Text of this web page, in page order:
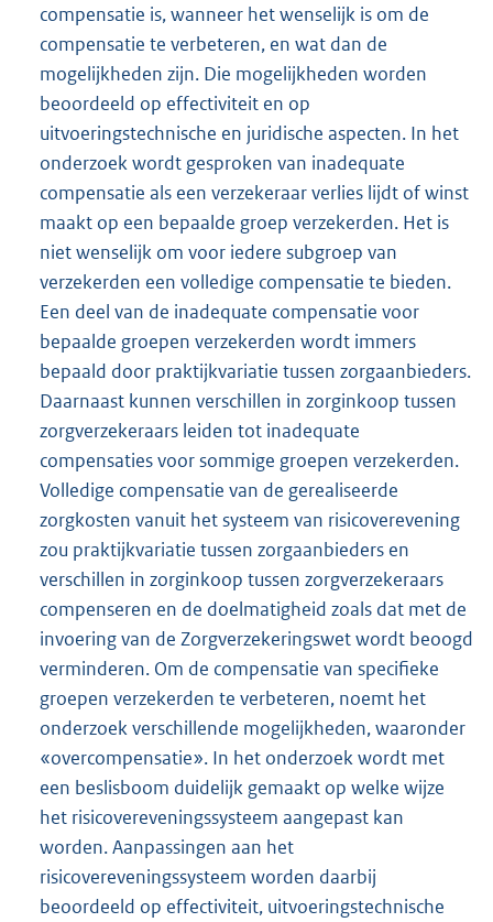
compensatie is, wanneer het wenselijk is om de
compensatie te verbeteren, en wat dan de
mogelijkheden zijn. Die mogelijkheden worden
beoordeeld op effectiviteit en op
uitvoeringstechnische en juridische aspecten. In het
onderzoek wordt gesproken van inadequate
compensatie als een verzekeraar verlies lijdt of winst
maakt op een bepaalde groep verzekerden. Het is
niet wenselijk om voor iedere subgroep van
verzekerden een volledige compensatie te bieden.
Een deel van de inadequate compensatie voor
bepaalde groepen verzekerden wordt immers
bepaald door praktijkvariatie tussen zorgaanbieders.
Daarnaast kunnen verschillen in zorginkoop tussen
zorgverzekeraars leiden tot inadequate
compensaties voor sommige groepen verzekerden.
Volledige compensatie van de gerealiseerde
zorgkosten vanuit het systeem van risicoverevening
zou praktijkvariatie tussen zorgaanbieders en
verschillen in zorginkoop tussen zorgverzekeraars
compenseren en de doelmatigheid zoals dat met de
invoering van de Zorgverzekeringswet wordt beoogd
verminderen. Om de compensatie van specifieke
groepen verzekerden te verbeteren, noemt het
onderzoek verschillende mogelijkheden, waaronder
«overcompensatie». In het onderzoek wordt met
een beslisboom duidelijk gemaakt op welke wijze
het risicovereveningssysteem aangepast kan
worden. Aanpassingen aan het
risicovereveningssysteem worden daarbij
beoordeeld op effectiviteit, uitvoeringstechnische